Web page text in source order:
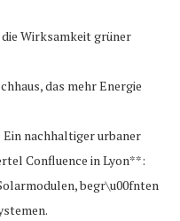
Wirksamkeit grüner
das mehr Energie
Ein nachhaltiger urbaner
Confluence in Lyon**:
begr\u00fnten